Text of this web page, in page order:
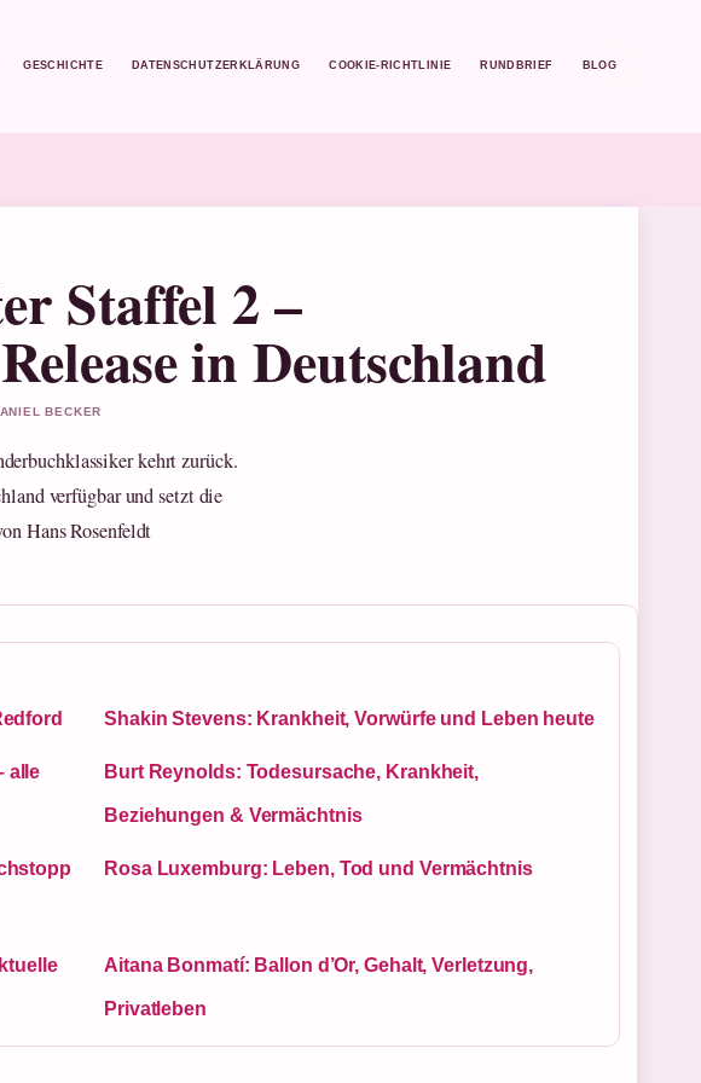
GESCHICHTE DATENSCHUTZERKLÄRUNG COOKIE-RICHTLINIE RUNDBRIEF BLOG
Staffel 2 –
in Deutschland
BECKER
kehrt zurück.
verfügbar und setzt die
Hans Rosenfeldt
Shakin Stevens: Krankheit, Vorwürfe und Leben heute
alle Burt Reynolds: Todesursache, Krankheit,
Beziehungen & Vermächtnis
Rosa Luxemburg: Leben, Tod und Vermächtnis
Aitana Bonmatí: Ballon d’Or, Gehalt, Verletzung,
Privatleben